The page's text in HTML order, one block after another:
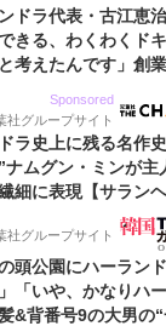
ドラ代表・古江恵
きる、わくわくド
考えたんです」創
Sponsored
社グループサイト
ラ史上に残る名作
ナムグン・ミンが
細に表現【サラン
社グループサイト
頭公園にハーラン
「いや、かなりハ
&背番号9の大男の